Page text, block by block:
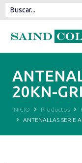
20KN-
INICIO Productos
ANTENALLAS SERIE